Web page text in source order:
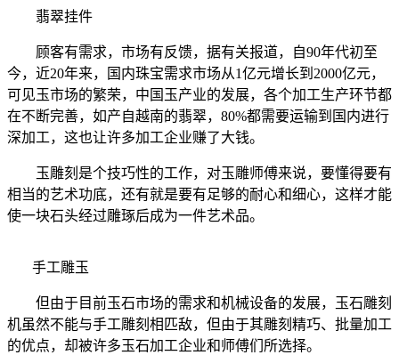
翡翠挂件
顾客有需求，市场有反馈，据有关报道，自90年代初至
今，近20年来，国内珠宝需求市场从1亿元增长到2000亿元，
可见玉市场的繁荣，中国玉产业的发展，各个加工生产环节都
在不断完善，如产自越南的翡翠，80%都需要运输到国内进行
深加工，这也让许多加工企业赚了大钱。
玉雕刻是个技巧性的工作，对玉雕师傅来说，要懂得要有
相当的艺术功底，还有就是要有足够的耐心和细心，这样才能
使一块石头经过雕琢后成为一件艺术品。
手工雕玉
但由于目前玉石市场的需求和机械设备的发展，玉石雕刻
机虽然不能与手工雕刻相匹敌，但由于其雕刻精巧、批量加工
的优点，却被许多玉石加工企业和师傅们所选择。